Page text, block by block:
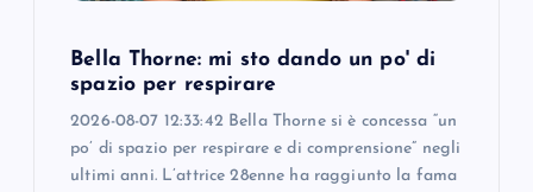
Bella Thorne: mi sto dando un po' di
spazio per respirare
2026-08-07 12:33:42 Bella Thorne si è concessa “un
po’ di spazio per respirare e di comprensione” negli
ultimi anni. L’attrice 28enne ha raggiunto la fama